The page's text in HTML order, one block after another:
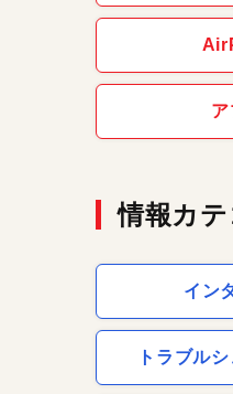
ア
情報カテ
イン
トラブル